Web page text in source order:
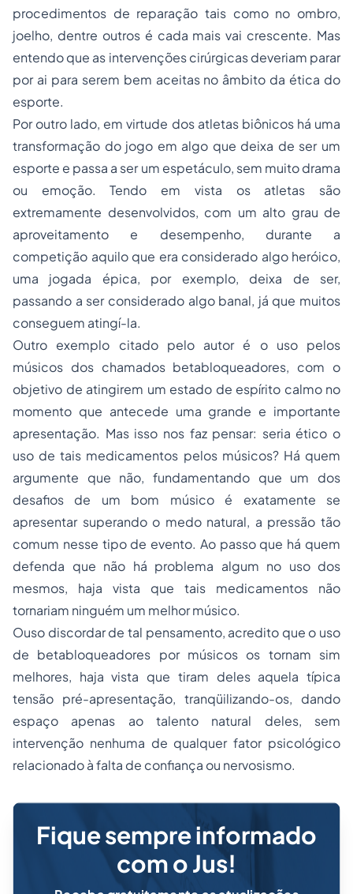
procedimentos de reparação tais como no ombro,
joelho, dentre outros é cada mais vai crescente. Mas
entendo que as intervenções cirúrgicas deveriam parar
por ai para serem bem aceitas no âmbito da ética do
esporte.
Por outro lado, em virtude dos atletas biônicos há uma
transformação do jogo em algo que deixa de ser um
esporte e passa a ser um espetáculo, sem muito drama
ou emoção. Tendo em vista os atletas são
extremamente desenvolvidos, com um alto grau de
aproveitamento e desempenho, durante a
competição aquilo que era considerado algo heróico,
uma jogada épica, por exemplo, deixa de ser,
passando a ser considerado algo banal, já que muitos
conseguem atingí-la.
Outro exemplo citado pelo autor é o uso pelos
músicos dos chamados betabloqueadores, com o
objetivo de atingirem um estado de espírito calmo no
momento que antecede uma grande e importante
apresentação. Mas isso nos faz pensar: seria ético o
uso de tais medicamentos pelos músicos? Há quem
argumente que não, fundamentando que um dos
desafios de um bom músico é exatamente se
apresentar superando o medo natural, a pressão tão
comum nesse tipo de evento. Ao passo que há quem
defenda que não há problema algum no uso dos
mesmos, haja vista que tais medicamentos não
tornariam ninguém um melhor músico.
Ouso discordar de tal pensamento, acredito que o uso
de betabloqueadores por músicos os tornam sim
melhores, haja vista que tiram deles aquela típica
tensão pré-apresentação, tranqüilizando-os, dando
espaço apenas ao talento natural deles, sem
intervenção nenhuma de qualquer fator psicológico
relacionado à falta de confiança ou nervosismo.
Fique sempre informado
com o Jus!